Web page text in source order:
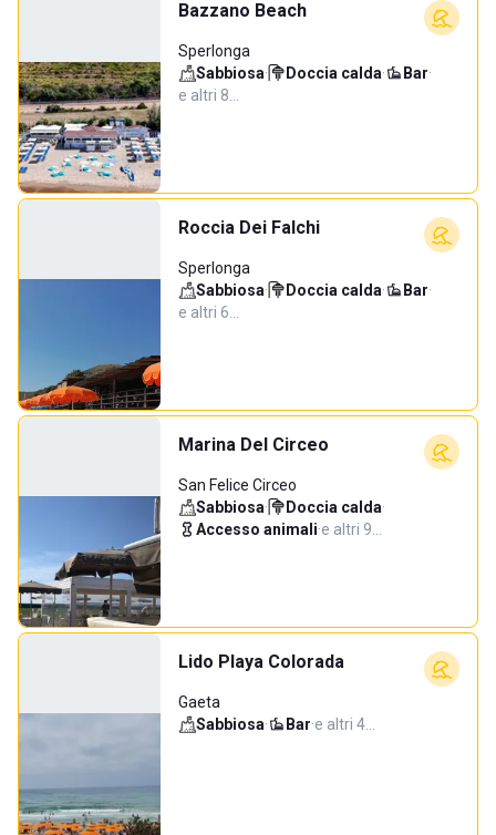
Bazzano Beach
Sperlonga
Sabbiosa· Doccia calda· Bar·
e altri 8…
Roccia Dei Falchi
Sperlonga
Sabbiosa· Doccia calda· Bar·
e altri 6…
Marina Del Circeo
San Felice Circeo
Sabbiosa· Doccia calda·
Accesso animali·e altri 9…
Lido Playa Colorada
Gaeta
Sabbiosa· Bar·e altri 4…